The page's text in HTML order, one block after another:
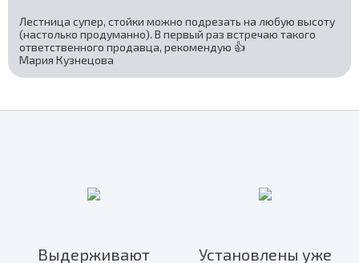
Лестница супер, стойки можно подрезать на любую высоту
(настолько продуманно). В первый раз встречаю такого
ответственного продавца, рекомендую 👍
Мария Кузнецова
Выдерживают
Установлены уже